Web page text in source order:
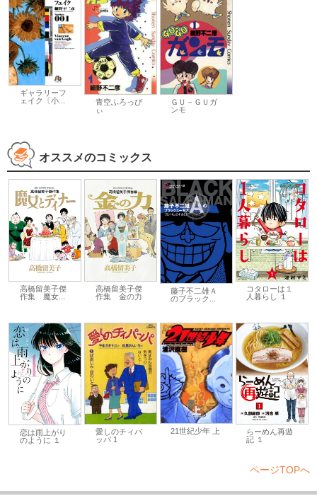
ギャラリーフ
ェイク〔小...
青空ふろっぴ
ぃ
ＧＵ－ＧＵガ
ンモ
オススメのコミックス
高橋留美子傑
作集 魔女...
高橋留美子傑
作集 金の力
藤子不二雄Ａ
のブラック...
コタローは１
人暮らし １
恋は雨上がり
のように １
愛しのチィパ
ッパ 1
21世紀少年 上
らーめん再遊
記 １
ページTOPへ